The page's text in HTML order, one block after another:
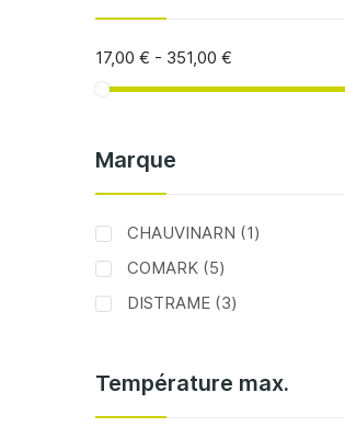
17,00 € - 351,00 €
Marque
CHAUVINARN 1article
COMARK 5articles
DISTRAME 3articles
Température max.